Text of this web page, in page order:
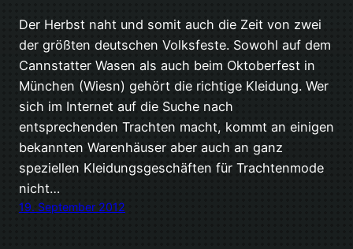
Der Herbst naht und somit auch die Zeit von zwei
der größten deutschen Volksfeste. Sowohl auf dem
Cannstatter Wasen als auch beim Oktoberfest in
München (Wiesn) gehört die richtige Kleidung. Wer
sich im Internet auf die Suche nach
entsprechenden Trachten macht, kommt an einigen
bekannten Warenhäuser aber auch an ganz
speziellen Kleidungsgeschäften für Trachtenmode
nicht…
19. September 2012